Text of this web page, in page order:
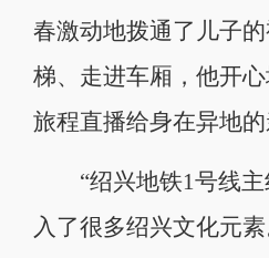
春激动地拨通了儿子
梯、走进车厢，他开
旅程直播给身在异地的
“绍兴地铁1号线主
入了很多绍兴文化元